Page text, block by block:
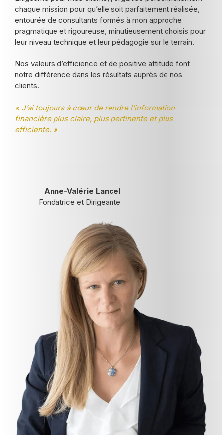
chaque mission pour qu’elle soit parfaitement réalisée,
entourée de consultants formés à mon approche
pragmatique et rigoureuse, minutieusement choisis pour
leur niveau technique et leur pédagogie sur le terrain.
Nos valeurs d’efficience et de positive attitude font
notre différence dans les résultats auprès de nos
clients.
« J’ai toujours à cœur de rendre l’information
financière plus claire, plus pertinente et plus
efficiente. »
Anne-Valérie Lancel
Fondatrice et Dirigeante